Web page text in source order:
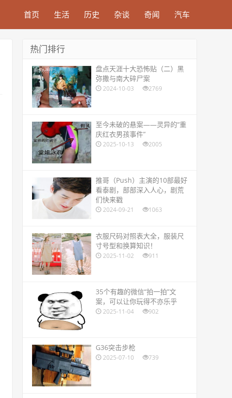
首页 生活 历史 杂谈 奇闻 汽车
热门排行
​盘点天涯十大恐怖贴（二）黑
弥撒与南大碎尸案
2024-10-03 2769
​至今未破的悬案——灵异的“重
庆红衣男孩事件”
2025-10-13 2005
​推哥（Push）主演的10部最好
看泰剧，部部深入人心，剧荒
们快来戳
2024-09-21 1063
​衣服尺码对照表大全，服装尺
寸号型和换算知识！
2025-11-02 911
​35个有趣的微信“拍一拍”文
案，可以让你玩得不亦乐乎
2025-11-04 902
​G36突击步枪
2025-07-10 739